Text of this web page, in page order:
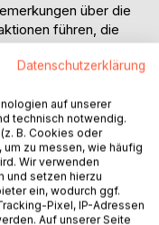
über die
führen, die
und will.
ein Dissens, der zum
kleine Elite von
betrogen und in
damit nicht
Wahl für jeden
Großbritanniens
zuwenden
Datenschutzerklärung
auf unserer
technisch notwendig.
B. Cookies oder
zu messen, wie häufig
Wir verwenden
und setzen hierzu
ein, wodurch ggf.
Pixel, IP-Adressen
Auf unserer Seite